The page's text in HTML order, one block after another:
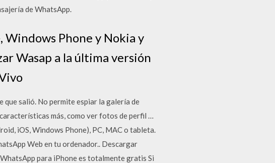
de WhatsApp.
Windows Phone y Nokia y
Wasap a la última versión
que salió. No permite espiar la galería de
más, como ver fotos de perfil …
iOS, Windows Phone), PC, MAC o tableta.
Web en tu ordenador.. Descargar
para iPhone es totalmente gratis Si